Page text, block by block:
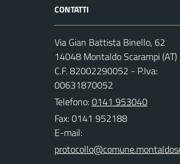
CONTATTI
Via Gian Battista Binello, 62
14048 Montaldo Scarampi (AT)
C.F. 82002290052 - P.Iva:
00631870052
Telefono:0141 953040
Fax: 0141 952188
E-mail: